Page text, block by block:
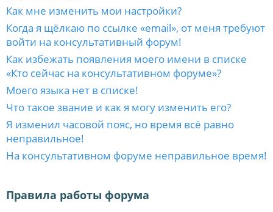
Как мне изменить мои настройки?
Когда я щёлкаю по ссылке «email», от меня требуют
войти на консультативный форум!
Как избежать появления моего имени в списке
«Кто сейчас на консультативном форуме»?
Моего языка нет в списке!
Что такое звание и как я могу изменить его?
Я изменил часовой пояс, но время всё равно
неправильное!
На консультативном форуме неправильное время!
Правила работы форума